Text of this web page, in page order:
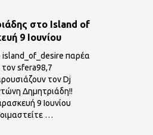
στο Island of
9 Ιουνίου
island_of_desire παρέα
τον sfera98,7
τον Dj
Δημητριάδη!!
9 Ιουνίου
…